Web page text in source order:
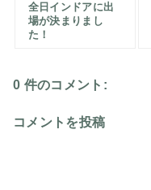
全日インドアに出
場が決まりまし
た！
0 件のコメント:
コメントを投稿